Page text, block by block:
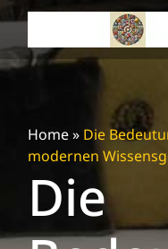
Skip
content
Home» Die
modernen
Die